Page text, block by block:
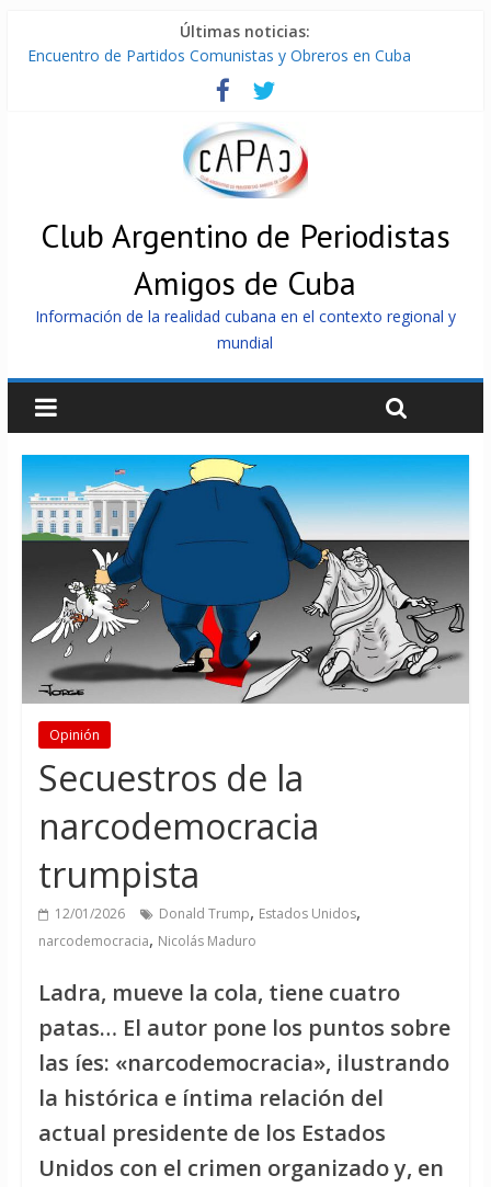
Últimas noticias:
Encuentro de Partidos Comunistas y Obreros en Cuba
Díaz-Canel: «Cuba no tiene que adoctrinar a nadie, no tiene
que exportar ideas; es la historia la que imparte lecciones»
Entregan en Cuba equipos fotovoltaicos a familias con niños
ONU gestiona con “varios países interesados” envío de
Cuba, la «Gaza silenciosa»
Club Argentino de Periodistas
Amigos de Cuba
Información de la realidad cubana en el contexto regional y
mundial
Opinión
Secuestros de la
narcodemocracia
trumpista
12/01/2026 Donald Trump, Estados Unidos,
narcodemocracia, Nicolás Maduro
Ladra, mueve la cola, tiene cuatro
patas… El autor pone los puntos sobre
las íes: «narcodemocracia», ilustrando
la histórica e íntima relación del
actual presidente de los Estados
Unidos con el crimen organizado y, en